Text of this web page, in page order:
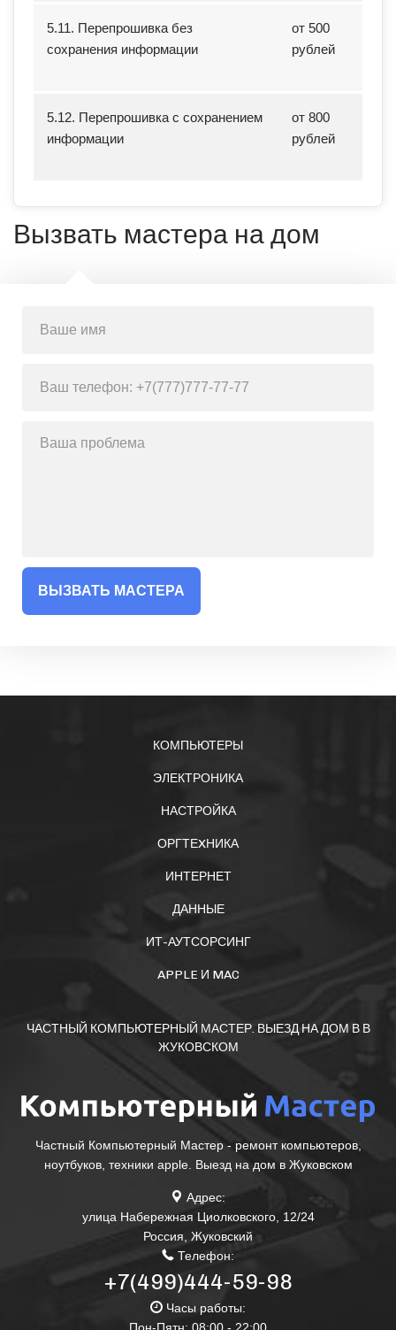
5.11. Перепрошивка без
сохранения информации
от 500
рублей
5.12. Перепрошивка с сохранением
информации
от 800
рублей
Вызвать мастера на дом
ВЫЗВАТЬ МАСТЕРА
КОМПЬЮТЕРЫ
ЭЛЕКТРОНИКА
НАСТРОЙКА
ОРГТЕXНИКА
ИНТЕРНЕТ
ДАННЫЕ
ИТ-АУТСОРСИНГ
APPLE И MAC
ЧАСТНЫЙ КОМПЬЮТЕРНЫЙ МАСТЕР. ВЫЕЗД НА ДОМ В В
ЖУКОВСКОМ
Частный Компьютерный Мастер - ремонт компьютеров,
ноутбуков, техники apple. Выезд на дом в Жуковском
Адрес:
улица Набережная Циолковского, 12/24
Россия, Жуковский
Телефон:
+7(499)444-59-98
Часы работы: